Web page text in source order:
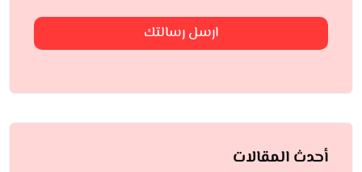
ارسل رسالتك
أحدث المقالات